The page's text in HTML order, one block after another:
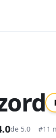
de 5.0 #11